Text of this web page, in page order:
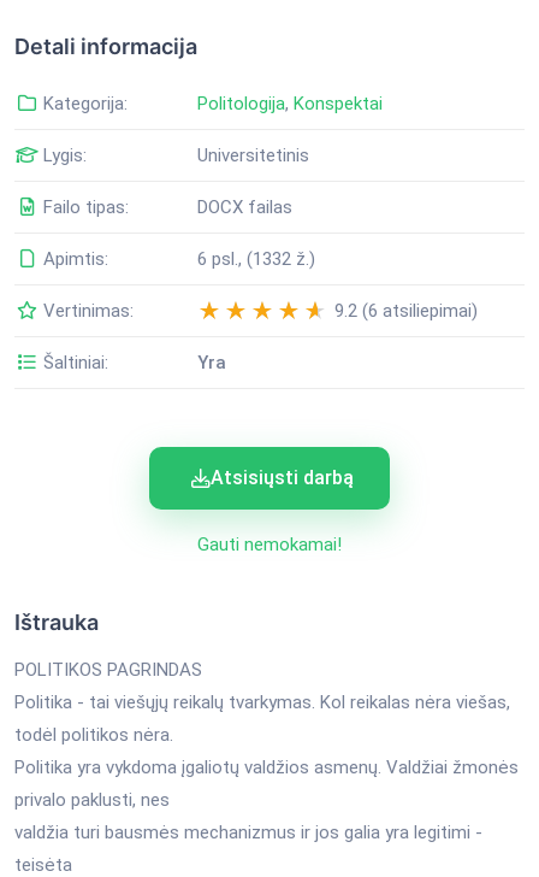
Detali informacija
Kategorija: Politologija, Konspektai
Lygis: Universitetinis
Failo tipas: DOCX failas
Apimtis: 6 psl., (1332 ž.)
Vertinimas: 9.2 (6 atsiliepimai)
Šaltiniai: Yra
Atsisiųsti darbą
Gauti nemokamai!
Ištrauka
POLITIKOS PAGRINDAS
Politika - tai viešųjų reikalų tvarkymas. Kol reikalas nėra viešas,
todėl politikos nėra.
Politika yra vykdoma įgaliotų valdžios asmenų. Valdžiai žmonės
privalo paklusti, nes
valdžia turi bausmės mechanizmus ir jos galia yra legitimi -
teisėta